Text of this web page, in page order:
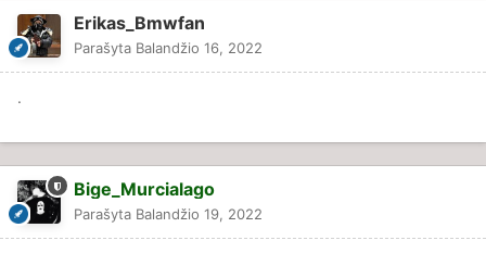
Erikas_Bmwfan
Parašyta Balandžio 16, 2022
.
Bige_Murcialago
Parašyta Balandžio 19, 2022